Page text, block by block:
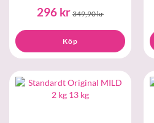
296 kr 349,90 kr
Köp